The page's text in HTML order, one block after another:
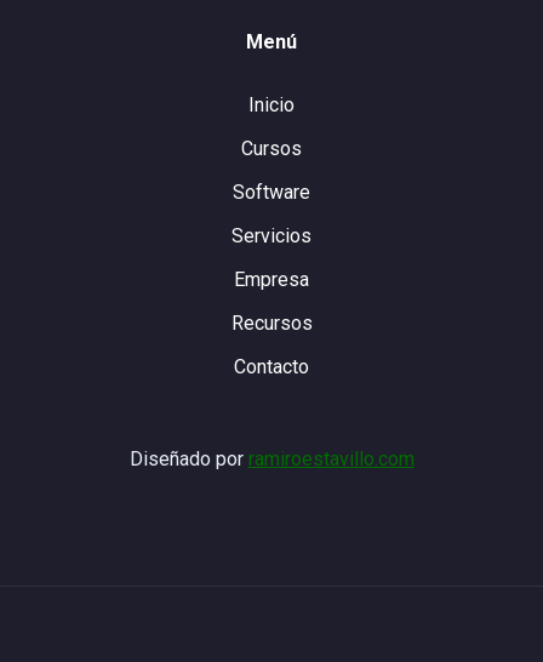
Menú
Inicio
Cursos
Software
Servicios
Empresa
Recursos
Contacto
Diseñado por ramiroestavillo.com